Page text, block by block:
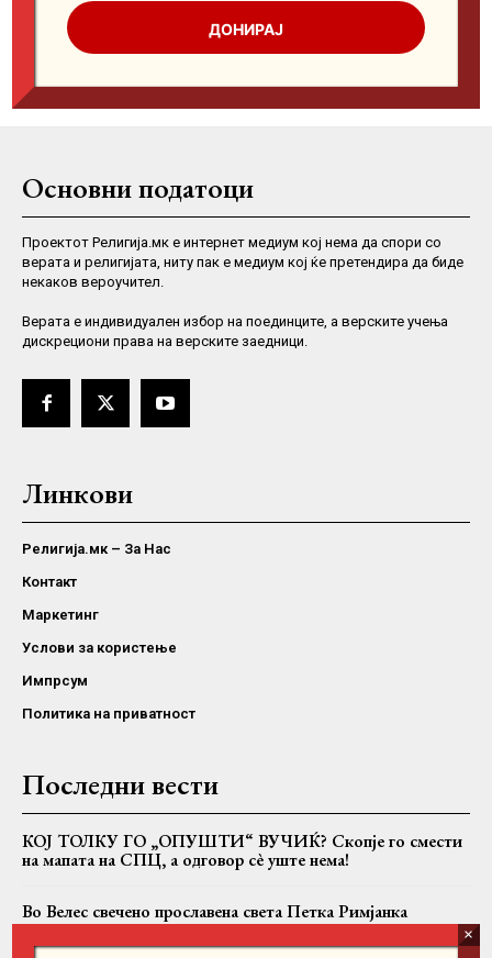
Основни податоци
Проектот Религија.мк е интернет медиум кој нема да спори со
верата и религијата, ниту пак е медиум кој ќе претендира да биде
некаков вероучител.
Верaта е индивидуален избор на поединците, а верските учења
дискрециони права на верските заедници.
Линкови
Религија.мк – За Нас
Контакт
Маркетинг
Услови за користење
Импрсум
Политика на приватност
Последни вести
КОЈ ТОЛКУ ГО „ОПУШТИ“ ВУЧИЌ? Скопје го смести
на мапата на СПЦ, а одговор сè уште нема!
Во Велес свечено прославена света Петка Римјанка